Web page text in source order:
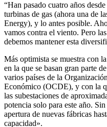
“Han pasado cuatro años
turbinas de gas (ahora una de
Energy), y lo antes posible.
vamos contra el viento. Pero
debemos mantener esta
Más optimista se muestra con
en la que se basan gran parte
varios países de la
Económico (OCDE), y con la
las subestaciones de
potencia solo para este año.
apertura de nuevas fábricas
capacidad».